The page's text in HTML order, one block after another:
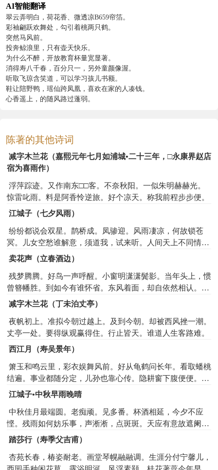
AI智能翻译
翠云弄明白，荷花香、微透凉B659帘箔。
彩袖翩跃欢舞处，勾引着桃两只鹤。
突然马风前。
投奔鲸浪里，只有壶天快乐。
为什么不醉，开放教育杯量宽显著。
消得寿八千春，百分只一，另外童颜像渥。
听取飞琼含笑道，可以学习孩儿书额。
鞋让陪野鸭，瑶仙跨凤凰，喜欢在家的人凑钱。
心香遥上，的随风路过蓬弱。
陈著的其他诗词
减字木兰花（嘉熙元年七月如浦城•二十三年，□永康界赵店
宿为喜雨作）
浮萍踪迹。又作南东□□客。不奈秋阳。一似朱明赫赫光。
惊雷叱雨。料是阿香怜逆旅。好个凉天。称我前程步步便。
江城子（七夕风雨）
纷纷都说会双星。鹊桥成。凤骖迎。风雨凄凉，何故锁苍
冥。儿女空愁谁解意，须道我，试来听。人间天上不同情。
最无凭。是柔盟。应怪痴人，虚妄做浮生。正值楼台多簇
卖花声（立春酒边）
残梦腾腾。好鸟一声呼醒。小窗明潇潇鬓影。当年头上，惯
曾簪幡胜。到如今有谁怀省。东风着面，却自依然相认。哄
痴儿忺声弄景。盘蔬杯酒，强教人欢领。也微酣带些春兴。
减字木兰花（丁未泊丈亭）
夜帆初上。准拟今朝过越上。及到今朝。却被西风挫一潮。
丈亭一处。要得纵观赢得住。行止皆天。谁道人生客路难。
西江月（寿吴景年）
箫玉和鸣云里，彩衣娱舞风前。好从龟鹤问长年。看取蟠桃
结遍。事业都随分定，儿孙也靠心传。隐耕窗下腹便便。相
去神仙不远。
江城子•中秋早雨晚晴
中秋佳月最端圆。老痴顽。见多番。杯酒相延，今夕不应
悭。残雨如何妨乐事，声淅淅，点斑斑。天应有意故遮阑。
拍人间。等闲看。好处时光，须用着些难。直待黄昏风捲
踏莎行（寿季父吉甫）
杏苑长春，椿姿耐老。画堂琴幌融融调。生涯分付宁馨儿，